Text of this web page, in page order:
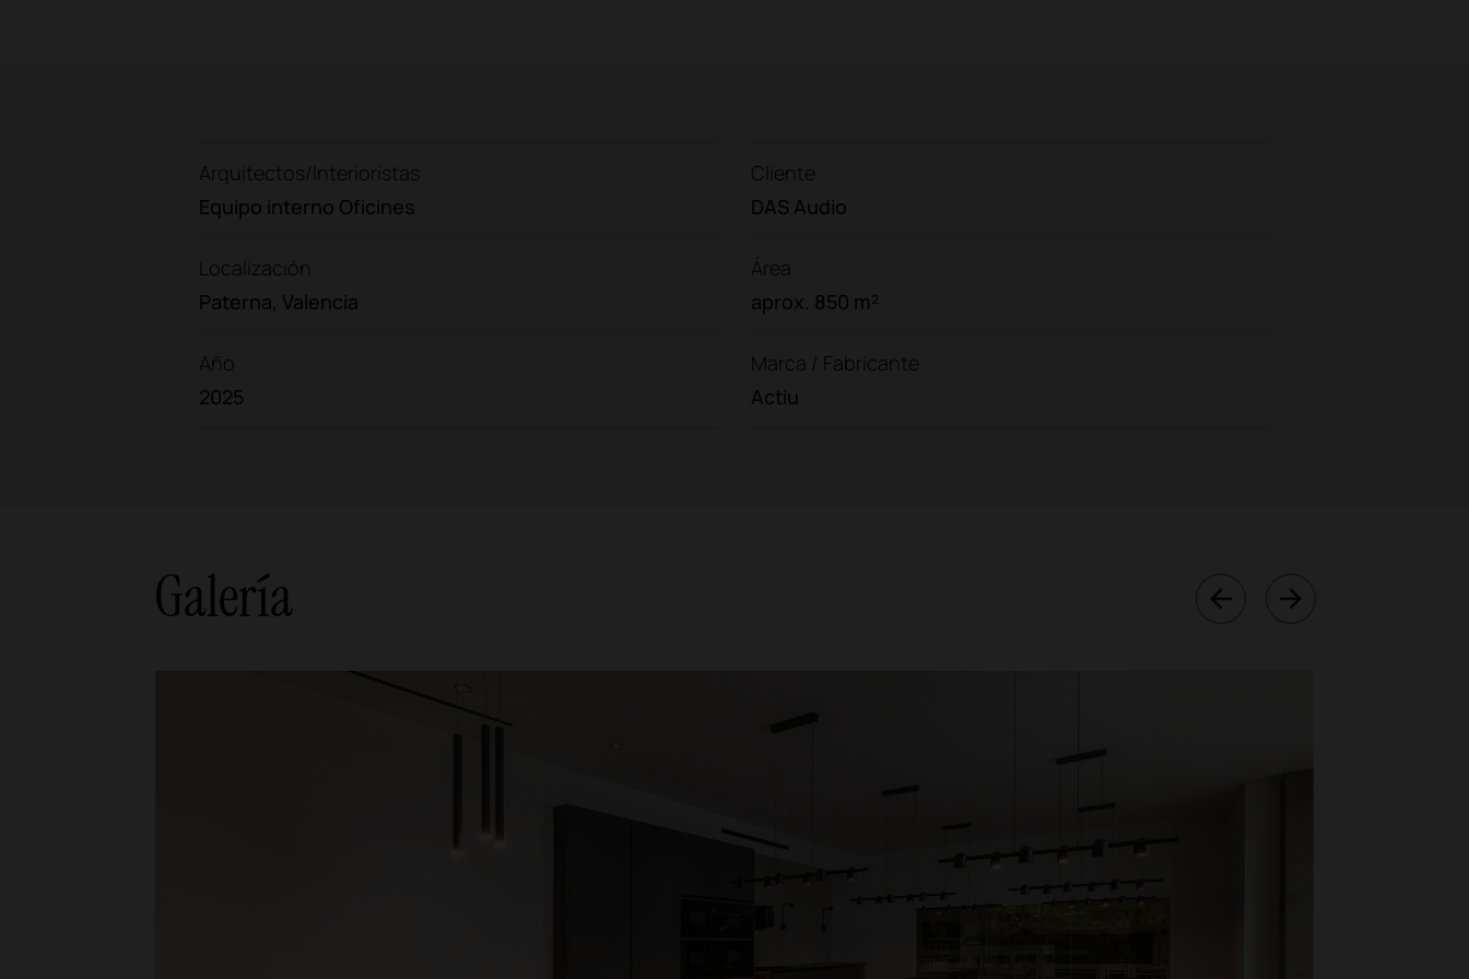
Arquitectos/Interioristas
Equipo interno Oficines
Localización
Paterna, Valencia
Año
2025
Cliente
DAS Audio
Área
aprox. 850 m²
Marca / Fabricante
Actiu
Galería